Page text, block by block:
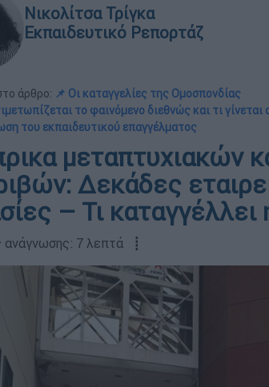
Νικολίτσα Τρίγκα
Εκπαιδευτικό Ρεπορτάζ
άρθρο: 📌 Οι καταγγελίες της Ομοσπονδίας
το φαινόμενο διεθνώς και τι
του εκπαιδευτικού επαγγέλματος
μεταπτυχιακών
Δεκάδες
– Τι
ανάγνωσης: 7 λεπτά ┋